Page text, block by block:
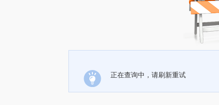
正在查询中，请刷新重试